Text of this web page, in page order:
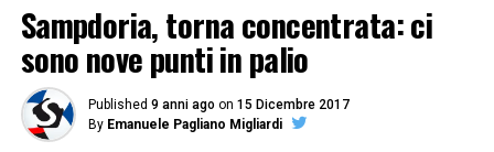
Sampdoria, torna concentrata: ci
sono nove punti in palio
Published 9 anni ago on 15 Dicembre 2017
By Emanuele Pagliano Migliardi